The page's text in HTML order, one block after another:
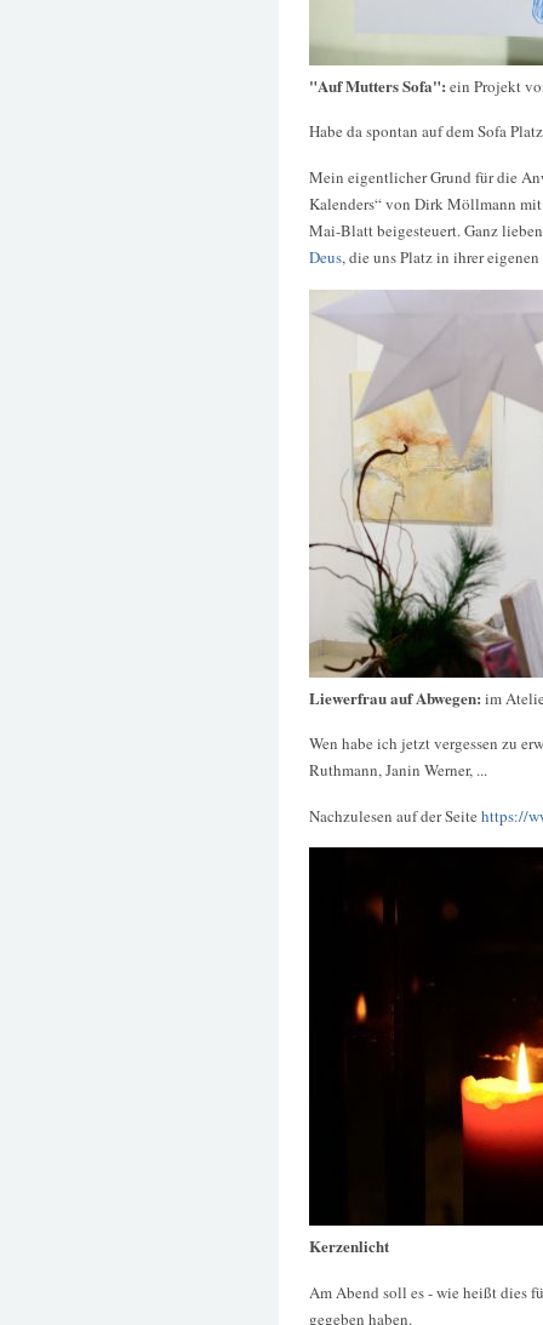
"Auf Mutters Sofa": ein Projekt
Habe da spontan auf dem Sofa
Mein eigentlicher Grund für die
Kalenders“ von Dirk Möllmann
Mai-Blatt beigesteuert. Ganz
Deus, die uns Platz in ihrer
Liewerfrau auf Abwegen: im
Wen habe ich jetzt vergessen zu
Ruthmann, Janin Werner, ...
Nachzulesen auf der Seite https://
Kerzenlicht
Am Abend soll es - wie heißt dies
gegeben haben.